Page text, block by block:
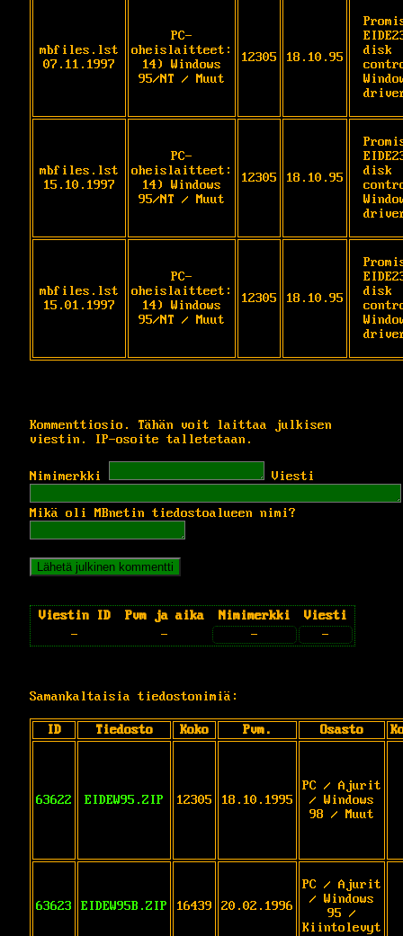
mbfiles.lst
07.11.1997
PC-
oheislaitteet:
14) Windows
95/NT / Muut
12305 18.10.95
disk
mbfiles.lst
15.10.1997
PC-
oheislaitteet:
14) Windows
95/NT / Muut
12305 18.10.95
disk
mbfiles.lst
15.01.1997
PC-
oheislaitteet:
14) Windows
95/NT / Muut
12305 18.10.95
disk
Kommenttiosio. Tähän voit laittaa julkisen
viestin. IP-osoite talletetaan.
Nimimerkki Viesti
Mikä oli MBnetin tiedostoalueen nimi?
Viestin ID Pvm ja aika Nimimerkki
Viesti
-
- - -
Samankaltaisia tiedostonimiä:
ID Tiedosto Koko Pvm. Osasto
63622 EIDEW95.ZIP 12305 18.10.1995
PC / Ajurit
/ Windows
98 / Muut
63623 EIDEW95B.ZIP 16439 20.02.1996
PC / Ajurit
/ Windows
95 /
Kiintolevyt